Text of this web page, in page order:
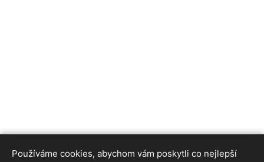
Používáme cookies, abychom vám poskytli co nejlepší